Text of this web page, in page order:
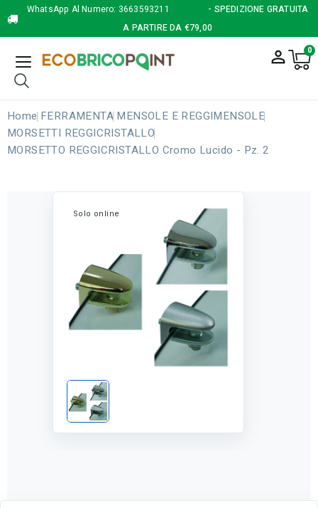
WhatsApp Al Numero: 3663593211
- SPEDIZIONE GRATUITA
A PARTIRE DA €79,00
person_outline 0
Home FERRAMENTA MENSOLE E REGGIMENSOLE
MORSETTI REGGICRISTALLO
MORSETTO REGGICRISTALLO Cromo Lucido - Pz. 2
Solo online